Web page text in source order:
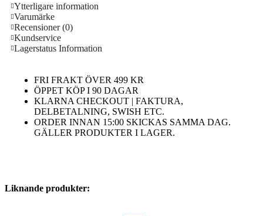
Ytterligare information
Varumärke
Recensioner (0)
Kundservice
Lagerstatus Information
FRI FRAKT ÖVER 499 KR
ÖPPET KÖP I 90 DAGAR
KLARNA CHECKOUT | FAKTURA,
DELBETALNING, SWISH ETC.
ORDER INNAN 15:00 SKICKAS SAMMA DAG.
GÄLLER PRODUKTER I LAGER.
Liknande produkter: